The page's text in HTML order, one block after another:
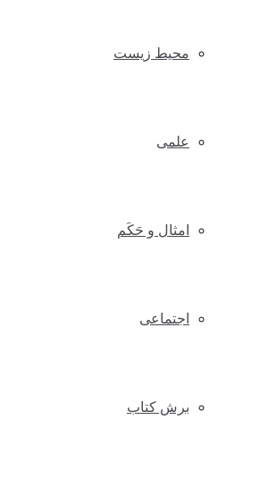
محیط زیست
علمی
امثال و حَکَم
اجتماعی
برش کتاب